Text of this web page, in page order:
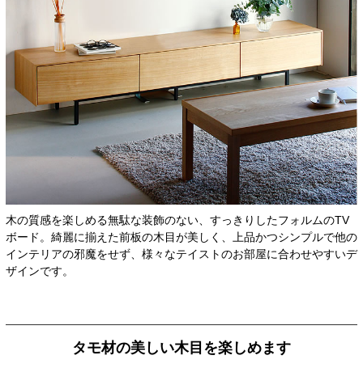
木の質感を楽しめる無駄な装飾のない、すっきりしたフォルムのTV
ボード。綺麗に揃えた前板の木目が美しく、上品かつシンプルで他の
インテリアの邪魔をせず、様々なテイストのお部屋に合わせやすいデ
ザインです。
タモ材の美しい木目を楽しめます